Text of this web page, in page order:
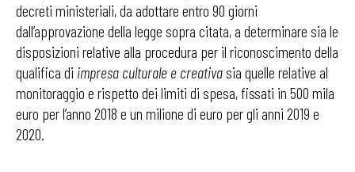
decreti ministeriali, da adottare entro 90 giorni
dall’approvazione della legge sopra citata, a determinare sia le
disposizioni relative alla procedura per il riconoscimento della
qualifica di impresa culturale e creativa sia quelle relative al
monitoraggio e rispetto dei limiti di spesa, fissati in 500 mila
euro per l’anno 2018 e un milione di euro per gli anni 2019 e
2020.